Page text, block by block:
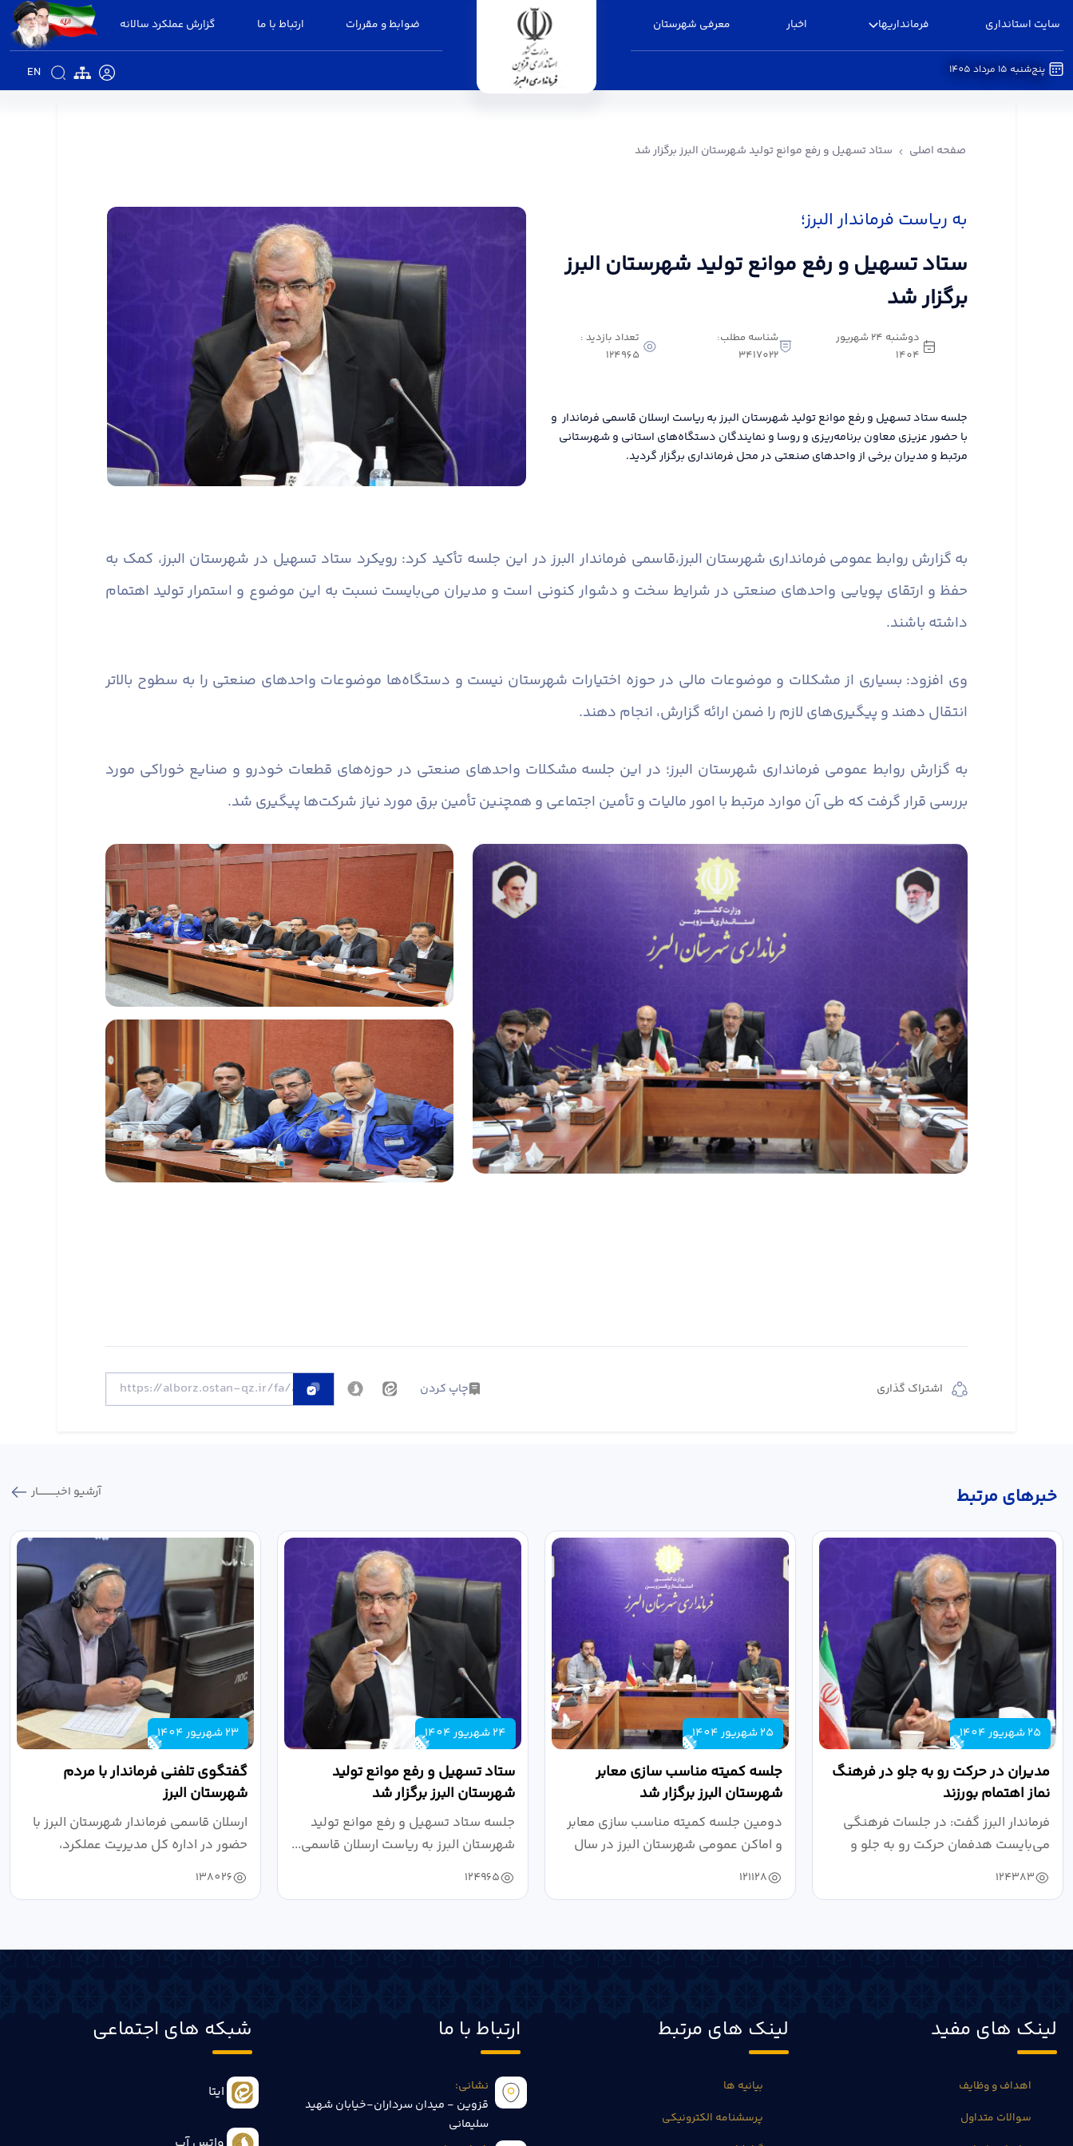
سایت استانداری فرمانداریها اخبار معرفی شهرستان ضوابط و مقررات ارتباط با ما گزارش عملکرد سالانه
EN پنج‌شنبه 15 مرداد 1405
صفحه اصلی ستاد تسهیل و رفع موانع تولید شهرستان البرز برگزار شد
به ریاست فرماندار البرز؛
ستاد تسهیل و رفع موانع تولید شهرستان البرز
برگزار شد
دوشنبه 24 شهریور
1404
شناسه مطلب:
3417022
تعداد بازدید :
124965
جلسه ستاد تسهیل و رفع موانع تولید شهرستان البرز به ریاست ارسلان قاسمی فرماندار و
با حضور عزیزی معاون برنامه‌ریزی و روسا و نمایندگان دستگاه‌های استانی و شهرستانی
مرتبط و مدیران برخی از واحدهای صنعتی در محل فرمانداری برگزار گردید.
به گزارش روابط عمومی فرمانداری شهرستان البرز،قاسمی فرماندار البرز در این جلسه تأکید کرد: رویکرد ستاد تسهیل در شهرستان البرز، کمک به
حفظ و ارتقای پویایی واحدهای صنعتی در شرایط سخت و دشوار کنونی است و مدیران می‌بایست نسبت به این موضوع و استمرار تولید اهتمام
داشته باشند.
وی افزود: بسیاری از مشکلات و موضوعات مالی در حوزه اختیارات شهرستان نیست و دستگاه‌ها موضوعات واحدهای صنعتی را به سطوح بالاتر
انتقال دهند و پیگیری‌های لازم را ضمن ارائه گزارش، انجام دهند.
به گزارش روابط عمومی فرمانداری شهرستان البرز؛ در این جلسه مشکلات واحدهای صنعتی در حوزه‌های قطعات خودرو و صنایع خوراکی مورد
بررسی قرار گرفت که طی آن موارد مرتبط با امور مالیات و تأمین اجتماعی و همچنین تأمین برق مورد نیاز شرکت‌ها پیگیری شد.
اشتراک گذاری چاپ کردن
خبر‌های مرتبط آرشیو اخبـــــــــــار
25 شهریور 1404
مدیران در حرکت رو به جلو در فرهنگ
نماز اهتمام بورزند
فرماندار البرز گفت: در جلسات فرهنگی
می‌بایست هدفمان حرکت رو به جلو و
دستیابی...
124383
25 شهریور 1404
جلسه کمیته مناسب سازی معابر
شهرستان البرز برگزار شد
دومین جلسه کمیته مناسب سازی معابر
و اماکن عمومی شهرستان البرز در سال
۱۴۰۴ به...
121128
24 شهریور 1404
ستاد تسهیل و رفع موانع تولید
شهرستان البرز برگزار شد
جلسه ستاد تسهیل و رفع موانع تولید
شهرستان البرز به ریاست ارسلان قاسمی...
124965
23 شهریور 1404
گفتگوی تلفنی فرماندار با مردم
شهرستان البرز
ارسلان قاسمی فرماندار شهرستان البرز با
حضور در اداره کل مدیریت عملکرد،
بازرسی...
138026
لینک های مفید
اهداف و وظایف
سوالات متداول
لینک های مرتبط
بیانیه ها
پرسشنامه الکترونیکی
ارتباط با ما
نشانی:
قزوین - میدان سرداران-خیابان شهید
سلیمانی
شبکه های اجتماعی
ایتا